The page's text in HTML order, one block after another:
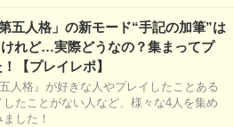
五人格」の新モード“手記の加筆”は
れど…実際どうなの？集まってプ
【プレイレポ】
人格』が好きな人やプレイしたことある
したことがない人など、様々な4人を集め
した！